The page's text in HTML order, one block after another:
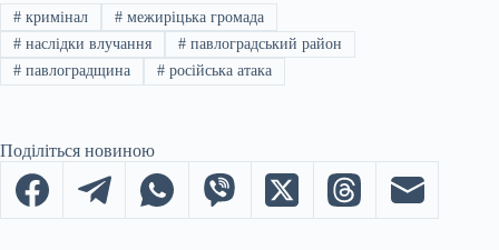
#кримінал #межиріцька громада
#наслідки влучання #павлоградський район
#павлоградщина #російська атака
Поділіться новиною